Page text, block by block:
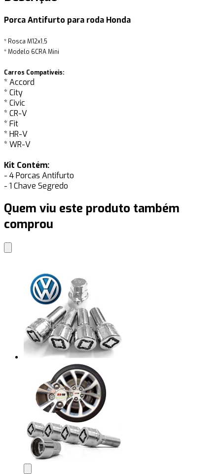
Porca Antifurto para roda Honda
* Rosca M12x1,5
* Modelo 6CRA Mini
Carros Compativeis:
* Accord
* City
* Civic
* CR-V
* Fit
* HR-V
* WR-V
Kit Contém:
- 4 Porcas Antifurto
- 1 Chave Segredo
Quem viu este produto também
comprou